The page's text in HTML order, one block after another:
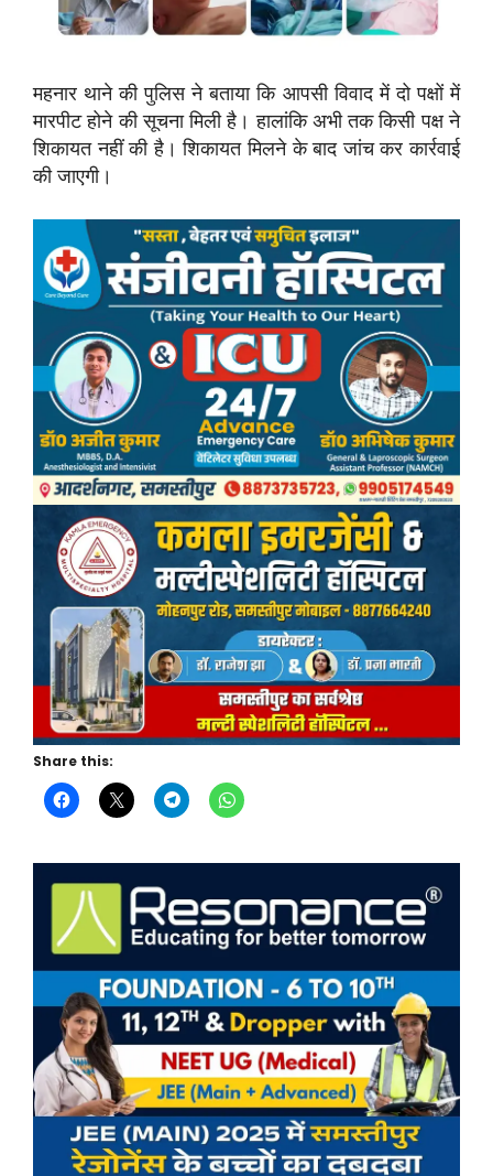
महनार थाने की पुलिस ने बताया कि आपसी विवाद में दो पक्षों में
मारपीट होने की सूचना मिली है। हालांकि अभी तक किसी पक्ष ने
शिकायत नहीं की है। शिकायत मिलने के बाद जांच कर कार्रवाई
की जाएगी।
Share this: